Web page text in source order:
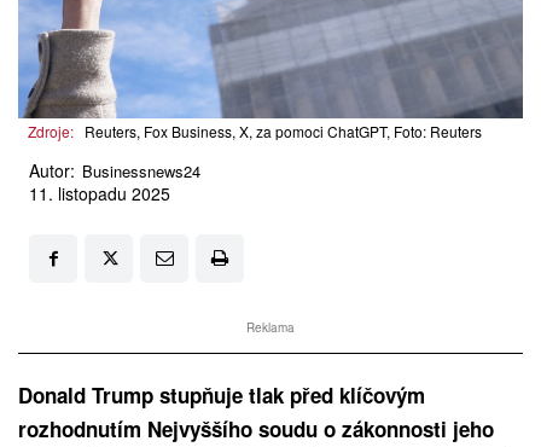
Zdroje: Reuters, Fox Business, X, za pomoci ChatGPT, Foto: Reuters
Autor: Businessnews24
11. listopadu 2025
Reklama
Donald Trump stupňuje tlak před klíčovým
rozhodnutím Nejvyššího soudu o zákonnosti jeho